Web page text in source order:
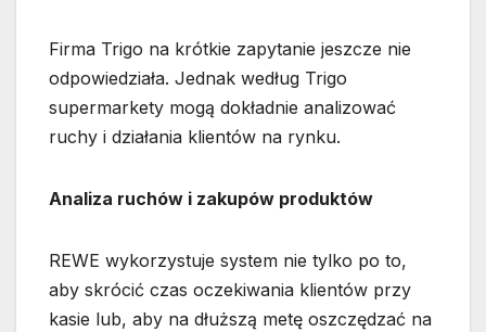
Firma Trigo na krótkie zapytanie jeszcze nie
odpowiedziała. Jednak według Trigo
supermarkety mogą dokładnie analizować
ruchy i działania klientów na rynku.
Analiza ruchów i zakupów produktów
REWE wykorzystuje system nie tylko po to,
aby skrócić czas oczekiwania klientów przy
kasie lub, aby na dłuższą metę oszczędzać na